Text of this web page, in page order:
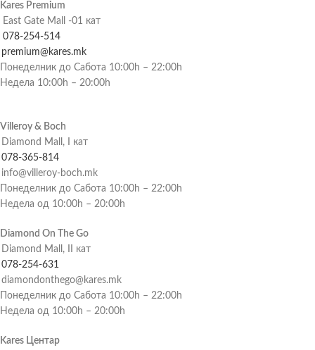
Kares Premium
East Gate Mall -01 кат
078-254-514
premium@kares.mk
Понеделник до Сабота 10:00h – 22:00h
Недела 10:00h – 20:00h
Villeroy & Boch
Diamond Mall, I кат
078-365-814
info@villeroy-boch.mk
Понеделник до Сабота 10:00h – 22:00h
Недела од 10:00h – 20:00h
Diamond On The Go
Diamond Mall, II кат
078-254-631
diamondonthego@kares.mk
Понеделник до Сабота 10:00h – 22:00h
Недела од 10:00h – 20:00h
Kares Центар